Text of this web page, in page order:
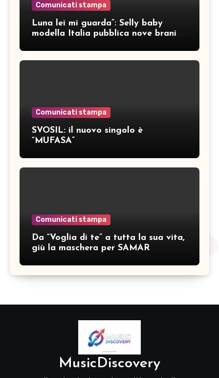
Comunicati stampa
Luna lei mi guarda”: Selly baby
modella Italia pubblica nove brani
Comunicati stampa
SVOSIL: il nuovo singolo è
“MUFASA”
Comunicati stampa
Da “Voglia di te” a tutta la sua vita,
giù la maschera per SAMAR
MusicDiscovery